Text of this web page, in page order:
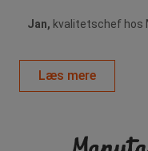
Jan, kvalitetschef hos
Læs mere